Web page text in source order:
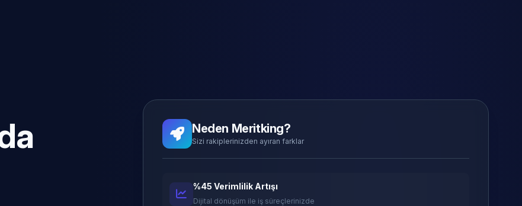
Neden Meritking?
Sizi rakiplerinizden ayıran farklar
%45 Verimlilik Artışı
Dijital dönüşüm ile iş süreçlerinizde